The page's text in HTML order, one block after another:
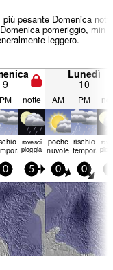
pesante Domenica
pomeriggio, min
leggero.
9
Lunedì
10
PM notte AM PM
rovesci
pioggia
poche
nuvole
rischio
temporale
0 5 0 0